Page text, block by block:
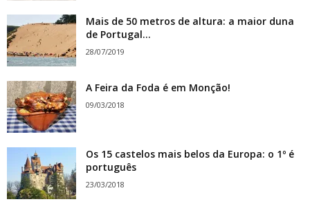
Mais de 50 metros de altura: a maior duna
de Portugal...
28/07/2019
A Feira da Foda é em Monção!
09/03/2018
Os 15 castelos mais belos da Europa: o 1º é
português
23/03/2018